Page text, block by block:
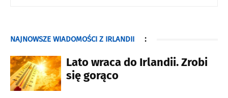
NAJNOWSZE WIADOMOŚCI Z IRLANDII :
Lato wraca do Irlandii. Zrobi
się gorąco